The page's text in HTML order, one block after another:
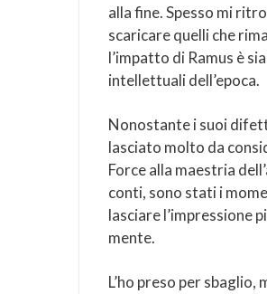
alla fine. Spesso mi
scaricare quelli che
l’impatto di Ramus è
intellettuali dell’epoca.
Nonostante i suoi
lasciato molto da
Force alla maestria
conti, sono stati i
lasciare l’impressione
mente.
L’ho preso per